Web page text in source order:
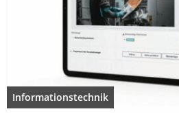
Informationstechnik